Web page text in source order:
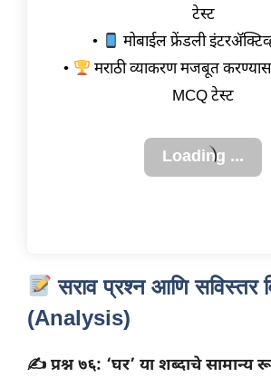
टेस्ट
•
मोबाईल फ्रेंडली
•
मराठी व्याकरण मजबूत
MCQ टेस्ट
सराव प्रश्न आणि सविस्तर
(Analysis)
✍️ प्रश्न ७६: ‘घर’ या शब्दाचे सामान्य